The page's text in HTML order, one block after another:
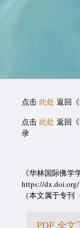
点击 此处 返回
点击 此处 返回
录
《华林国际佛学
https://
（本文属于专刊
PDF 全文